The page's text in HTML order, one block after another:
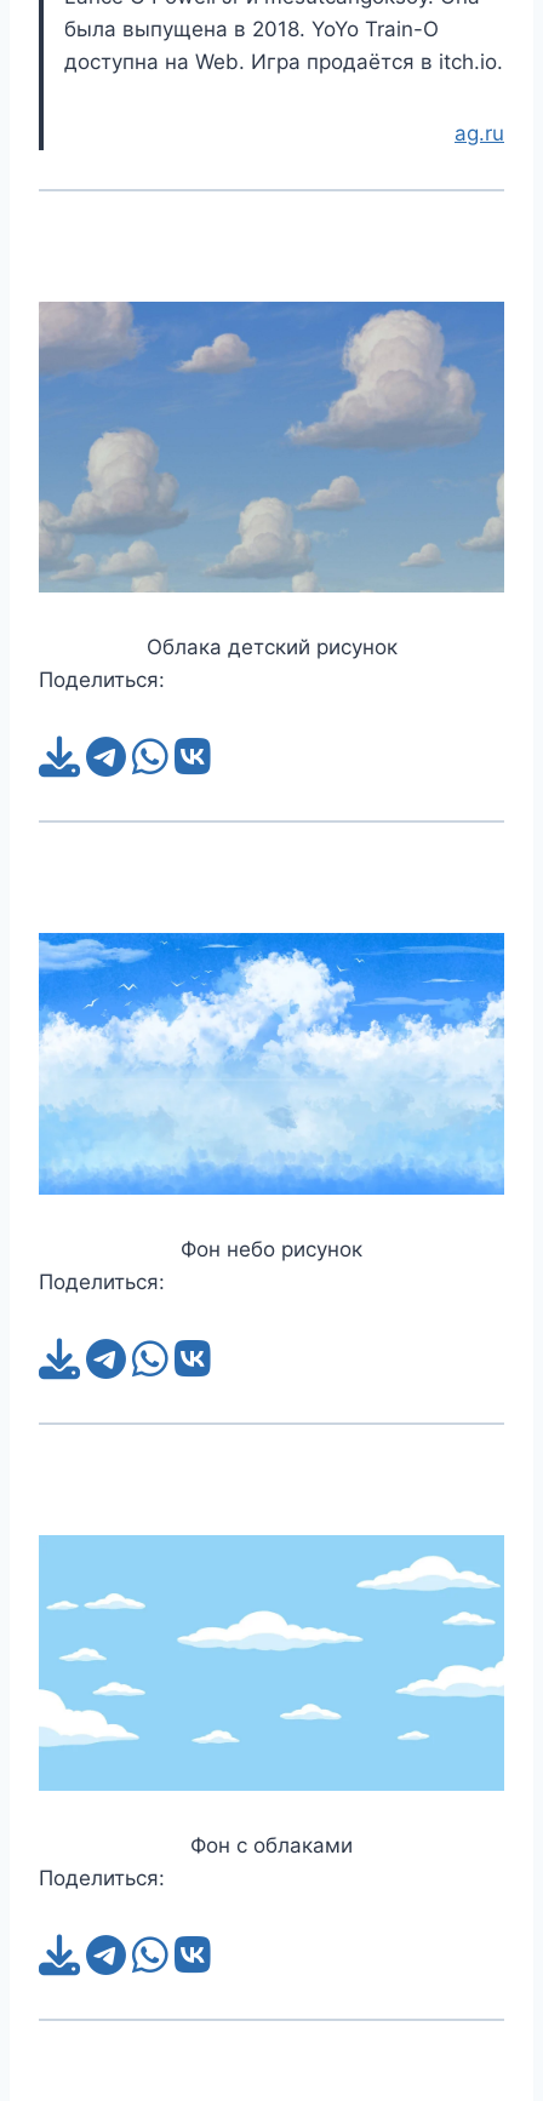
была выпущена в 2018. YoYo Train-O
доступна на Web. Игра продаётся в itch.io.
ag.ru
Облака детский рисунок
Поделиться:
Фон небо рисунок
Поделиться:
Фон с облаками
Поделиться: